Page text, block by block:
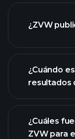
nuestra
¿ZVW
de ZVW
¿Cuándo
resultados
¿Cuáles
ZVW para